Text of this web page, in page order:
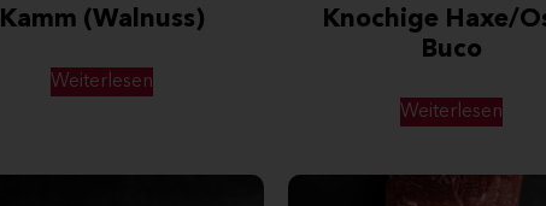
Kamm (Walnuss)
Weiterlesen
Knochige Haxe/
Buco
Weiterlesen